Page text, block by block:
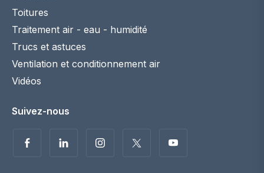
Suivez-nous
© 2026 Maconstruction.be. Tous droits réservés. -